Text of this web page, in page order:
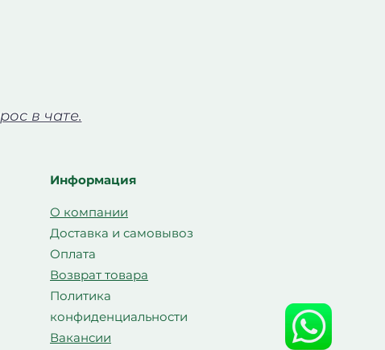
в чате.
Информация
О компании
Доставка и самовывоз
Оплата
Возврат товара
Политика
конфиденциальности
Вакансии